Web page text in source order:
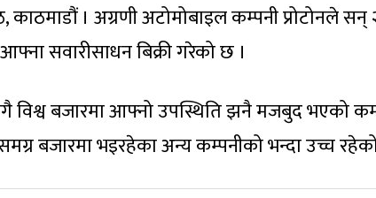
काठमाडौं । अग्रणी अटोमोबाइल कम्पनी प्रोटोनले
सवारीसाधन बिक्री गरेको छ ।
विश्व बजारमा आफ्नो उपस्थिति झनै मजबुद भएको
समग्र बजारमा भइरहेका अन्य कम्पनीको भन्दा उच्च